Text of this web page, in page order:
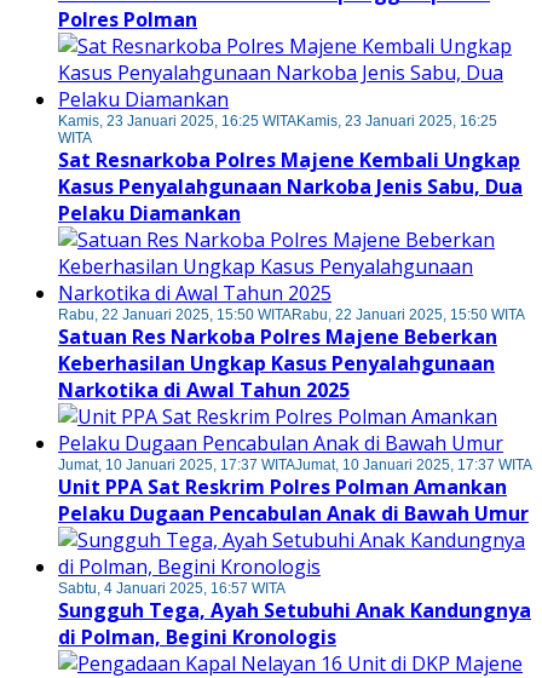
Polres Polman
Kamis, 23 Januari 2025, 16:25 WITAKamis, 23 Januari 2025, 16:25
WITA
Sat Resnarkoba Polres Majene Kembali Ungkap
Kasus Penyalahgunaan Narkoba Jenis Sabu, Dua
Pelaku Diamankan
Rabu, 22 Januari 2025, 15:50 WITARabu, 22 Januari 2025, 15:50 WITA
Satuan Res Narkoba Polres Majene Beberkan
Keberhasilan Ungkap Kasus Penyalahgunaan
Narkotika di Awal Tahun 2025
Jumat, 10 Januari 2025, 17:37 WITAJumat, 10 Januari 2025, 17:37 WITA
Unit PPA Sat Reskrim Polres Polman Amankan
Pelaku Dugaan Pencabulan Anak di Bawah Umur
Sabtu, 4 Januari 2025, 16:57 WITA
Sungguh Tega, Ayah Setubuhi Anak Kandungnya
di Polman, Begini Kronologis